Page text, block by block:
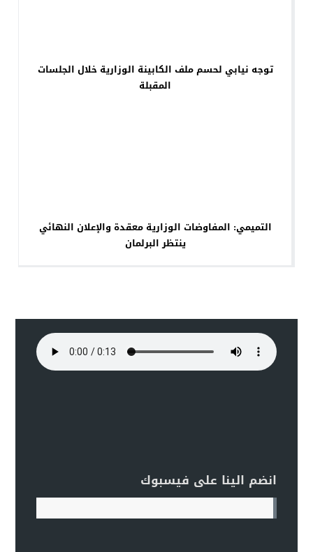
توجه نيابي لحسم ملف الكابينة الوزارية خلال الجلسات
المقبلة
التميمي: المفاوضات الوزارية معقدة والإعلان النهائي
ينتظر البرلمان
انضم الينا على فيسبوك